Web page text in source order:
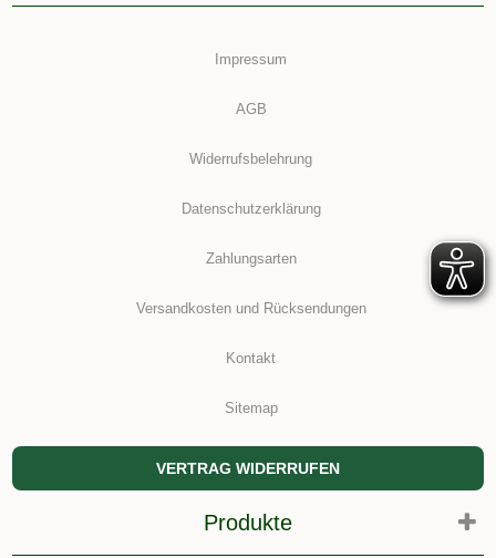
Impressum
AGB
Widerrufsbelehrung
Datenschutzerklärung
Zahlungsarten
Versandkosten und Rücksendungen
Kontakt
Sitemap
VERTRAG WIDERRUFEN
Produkte